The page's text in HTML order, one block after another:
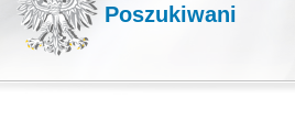
Poszukiwani